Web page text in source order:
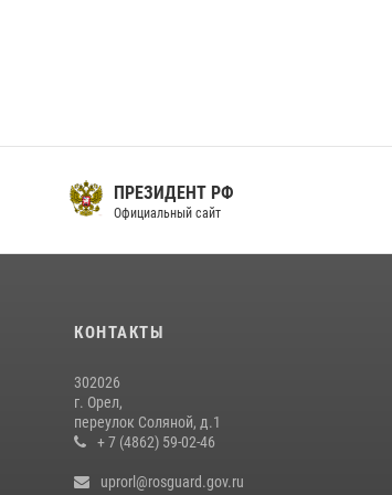
ПРЕЗИДЕНТ РФ
Официальный сайт
КОНТАКТЫ
302026
г. Орел,
переулок Соляной, д.1
+ 7 (4862) 59-02-46
uprorl@rosguard.gov.ru